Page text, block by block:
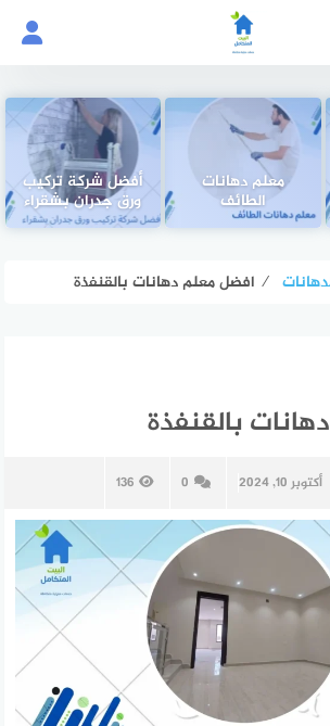
معلم دهانات
الطائف
أفضل شركة تركيب
ورق جدران بشقراء
⁄ افضل معلم دهانات بالقنفذة
بالقنفذة
أكتوبر 10, 2024 0
136